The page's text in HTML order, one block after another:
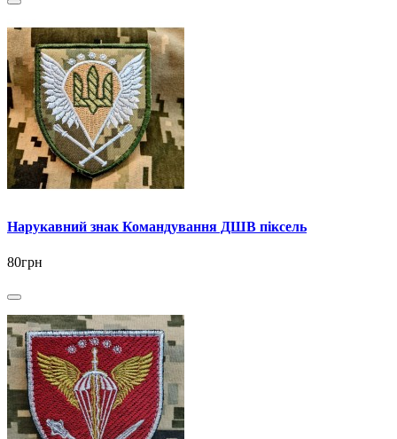
Нарукавний знак Командування ДШВ піксель
80грн